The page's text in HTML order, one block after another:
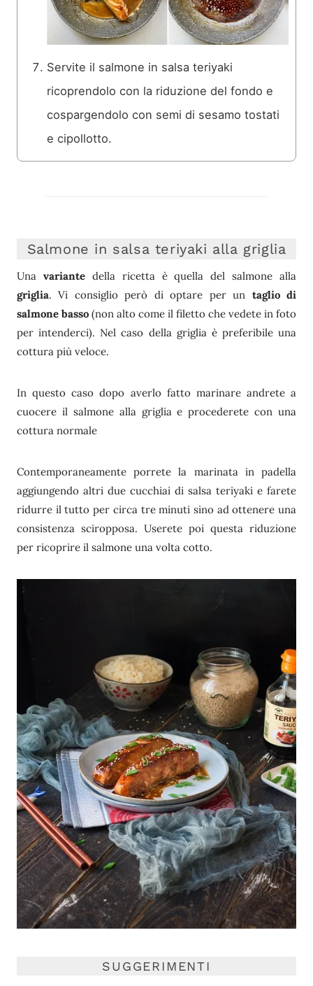
Servite il salmone in salsa teriyaki
ricoprendolo con la riduzione del fondo e
cospargendolo con semi di sesamo tostati
e cipollotto.
Salmone in salsa teriyaki alla griglia
Una variantedella ricetta è quella del salmone alla
griglia. Vi consiglio però di optare per un taglio di
salmone basso (non alto come il filetto che vedete in foto
per intenderci). Nel caso della griglia è preferibile una
cottura più veloce.
In questo caso dopo averlo fatto marinare andrete a
cuocere il salmone alla griglia e procederete con una
cottura normale
Contemporaneamente porrete la marinata in padella
aggiungendo altri due cucchiai di salsa teriyaki e farete
ridurre il tutto per circa tre minuti sino ad ottenere una
consistenza sciropposa. Userete poi questa riduzione
per ricoprire il salmone una volta cotto.
SUGGERIMENTI